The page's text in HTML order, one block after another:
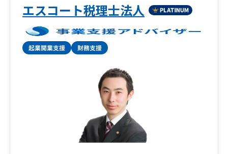
エスコート税理士法人